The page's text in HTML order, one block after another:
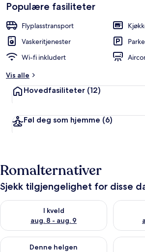
Populære fasiliteter
Flyplasstransport
Vaskeritjenester
Wi-fi inkludert
Vis alle
Hovedfasiliteter (12)
Føl deg som hjemme (6)
Romalternativer
Sjekk tilgjengelighet for disse
I kveld
aug. 8 - aug. 9
Sjekk tilgjengelighet for i kveld, aug. 8 -
Sjekk
Denne helgen
Sjekk tilgjengelighet for denne helgen,
Sjekk